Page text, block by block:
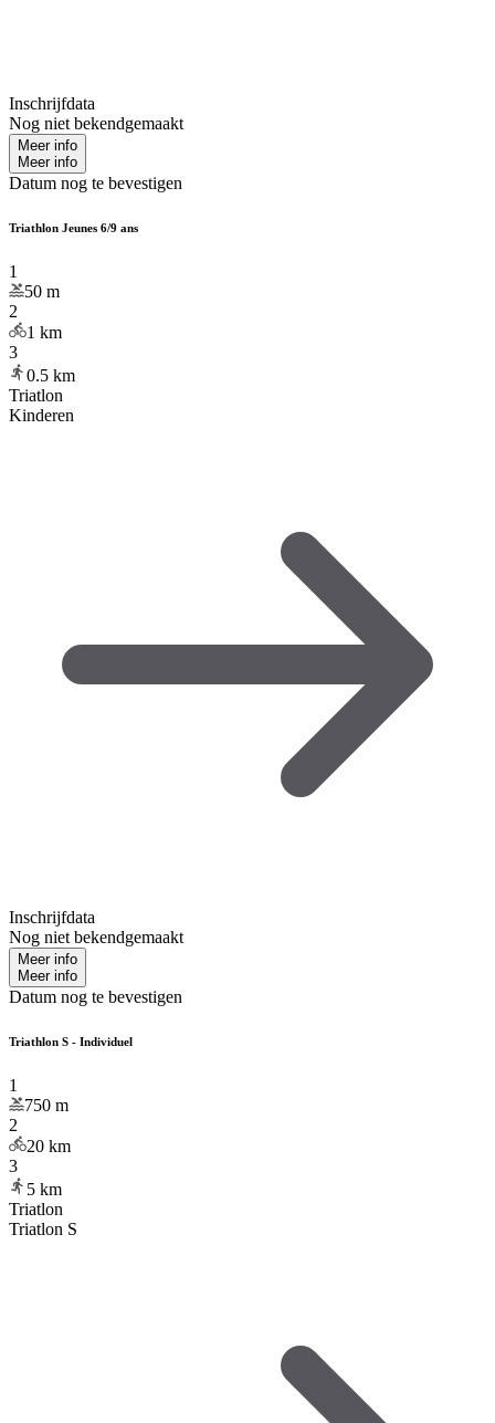
Inschrijfdata
Nog niet bekendgemaakt
Meer info
Meer info
Datum nog te bevestigen
Triathlon Jeunes 6/9 ans
1
50 m
2
1 km
3
0.5 km
Triatlon
Kinderen
Inschrijfdata
Nog niet bekendgemaakt
Meer info
Meer info
Datum nog te bevestigen
Triathlon S - Individuel
1
750 m
2
20 km
3
5 km
Triatlon
Triatlon S